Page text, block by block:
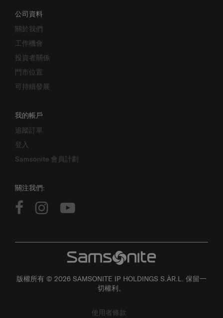
關於我們
工作機會
投資者關係
門市位置
可持續發展
追蹤訂單
登入
Samsonite 會員計劃
切權利。